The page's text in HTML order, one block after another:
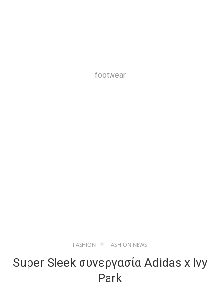
footwear
FASHION FASHION NEWS
Super Sleek συνεργασία Adidas x Ivy
Park